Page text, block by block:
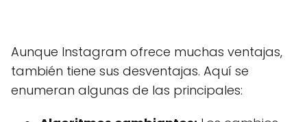
Aunque Instagram ofrece muchas ventajas,
también tiene sus desventajas. Aquí se
enumeran algunas de las principales: